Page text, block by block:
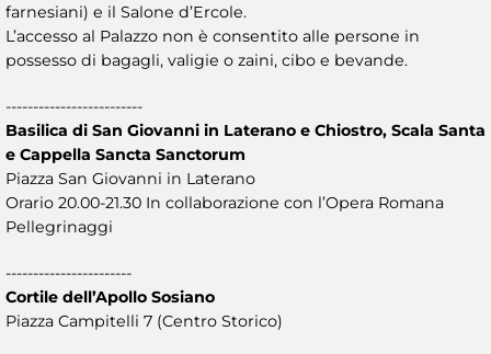
farnesiani) e il Salone d’Ercole.
L’accesso al Palazzo non è consentito alle persone in
possesso di bagagli, valigie o zaini, cibo e bevande.
-------------------------
Basilica di San Giovanni in Laterano e Chiostro, Scala Santa
e Cappella Sancta Sanctorum
Piazza San Giovanni in Laterano
Orario 20.00-21.30 In collaborazione con l’Opera Romana
Pellegrinaggi
-----------------------
Cortile dell’Apollo Sosiano
Piazza Campitelli 7 (Centro Storico)